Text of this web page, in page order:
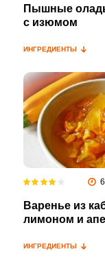
Пышные
с изюмом
ИНГРЕДИЕНТЫ
Варенье из
лимоном и
ИНГРЕДИЕНТЫ